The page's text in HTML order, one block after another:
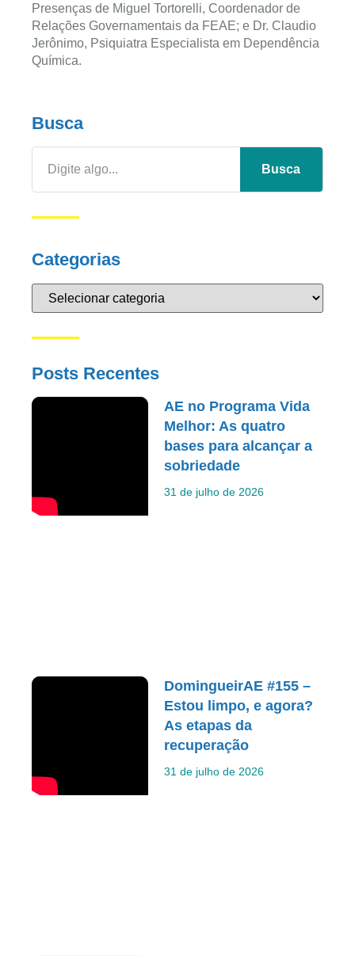
Presenças de Miguel Tortorelli, Coordenador de
Relações Governamentais da FEAE; e Dr. Claudio
Jerônimo, Psiquiatra Especialista em Dependência
Química.
Busca
Busca
Categorias
Posts Recentes
AE no Programa Vida
Melhor: As quatro
bases para alcançar a
sobriedade
31 de julho de 2026
DomingueirAE #155 –
Estou limpo, e agora?
As etapas da
recuperação
31 de julho de 2026